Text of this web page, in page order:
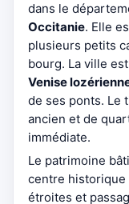
dans le
Occitanie. Elle
plusieurs petits
bourg. La ville
Venise
de ses ponts. Le
ancien et de
immédiate.
Le patrimoine
centre historique
étroites et